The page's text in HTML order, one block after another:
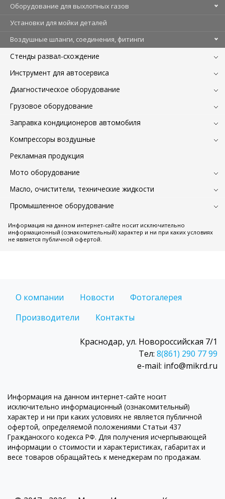
Оборудование для выхлопных газов
Установки для мойки деталей
Воздушные шланги, соединения, фитинги
Стенды развал-схождение
Инструмент для автосервиса
Диагностическое оборудование
Грузовое оборудование
Заправка кондиционеров автомобиля
Компрессоры воздушные
Рекламная продукция
Мото оборудование
Масло, очистители, технические жидкости
Промышленное оборудование
Информация на данном интернет-сайте носит исключительно
информационный (ознакомительный) характер и ни при каких условиях
не является публичной офертой.
О компании Новости
Фотогалерея
Производители
Контакты
Краснодар, ул. Новороссийская 7/1
Тел: 8(861) 290 77 99
e-mail: info@mikrd.ru
Информация на данном интернет-сайте носит
исключительно информационный (ознакомительный)
характер и ни при каких условиях не является публичной
офертой, определяемой положениями Статьи 437
Гражданского кодекса РФ. Для получения исчерпывающей
информации о стоимости и характеристиках, габаритах и
весе товаров обращайтесь к менеджерам по продажам.